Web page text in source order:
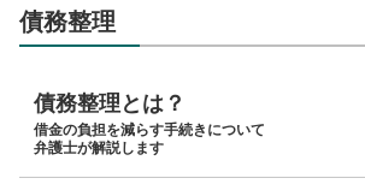
債務整理
債務整理とは？
借金の負担を減らす手続きについて
弁護士が解説します